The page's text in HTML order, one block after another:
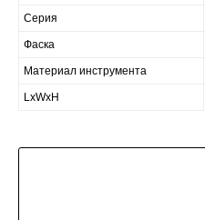
Серия
Фаска
Материал инструмента
LxWxH